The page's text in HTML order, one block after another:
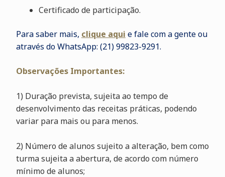
Certificado de participação.
Para saber mais, clique aqui e fale com a gente ou
através do WhatsApp: (21) 99823-9291.
Observações Importantes:
1) Duração prevista, sujeita ao tempo de
desenvolvimento das receitas práticas, podendo
variar para mais ou para menos.
2) Número de alunos sujeito a alteração, bem como
turma sujeita a abertura, de acordo com número
mínimo de alunos;